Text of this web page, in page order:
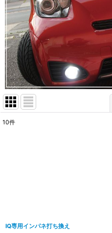
10件
IQ専用インパネ打ち換え